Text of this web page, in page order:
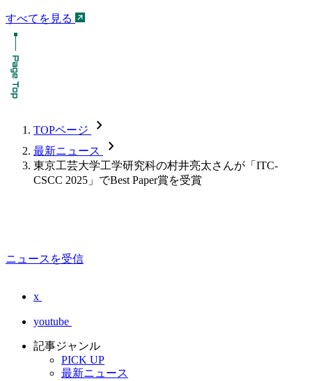
すべてを見る
TOPページ chevron_forward
最新ニュース chevron_forward
東京工芸大学工学研究科の村井亮太さんが「ITC-
CSCC 2025」でBest Paper賞を受賞
ニュースを受信
x
youtube
記事ジャンル
PICK UP
最新ニュース